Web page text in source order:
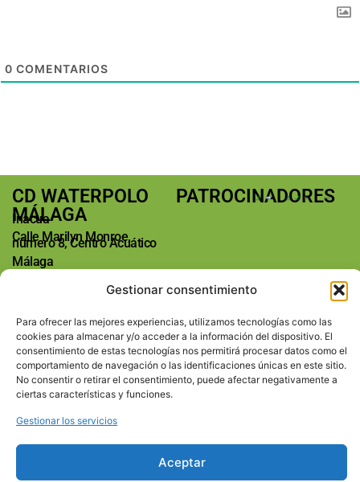
Gestionar consentimiento
Para ofrecer las mejores experiencias, utilizamos tecnologías como las
cookies para almacenar y/o acceder a la información del dispositivo. El
consentimiento de estas tecnologías nos permitirá procesar datos como el
comportamiento de navegación o las identificaciones únicas en este sitio.
No consentir o retirar el consentimiento, puede afectar negativamente a
ciertas características y funciones.
Gestionar los servicios
Aceptar
0 COMENTARIOS
CD WATERPOLO
MÁLAGA
Inacua
Calle Marilyn Monroe,
número 8, Centro Acuático
Málaga
Teléfono: +34 673763185
E-mail:
info@waterpolomalaga.es
REDES SOCIALES
SECCIONES
Inicio
Calendario
Club
Noticias
PATROCINADORES